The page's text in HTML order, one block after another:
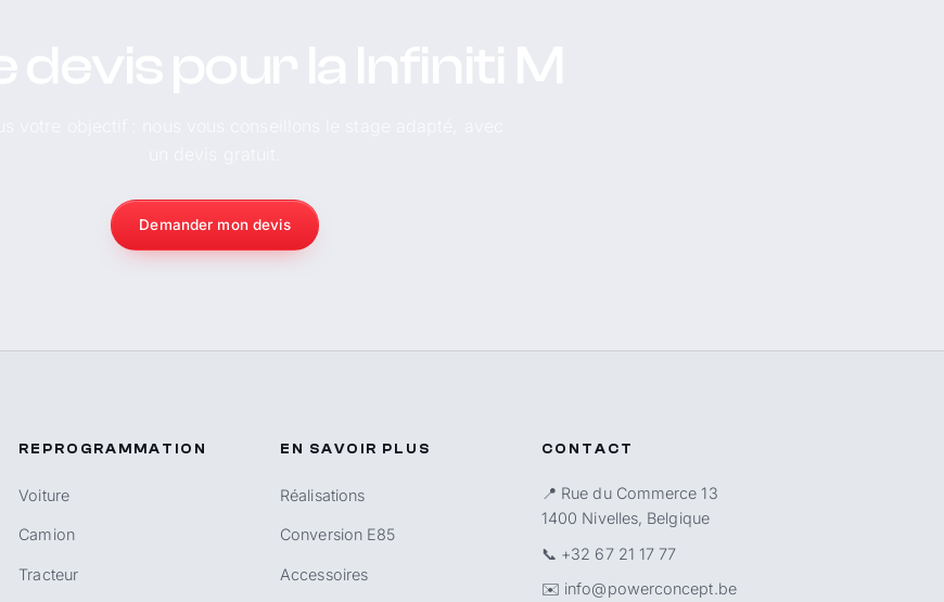
Demander mon devis
REPROGRAMMATION
Voiture
Camion
Tracteur
EN SAVOIR PLUS
Réalisations
Conversion E85
Accessoires
CONTACT
📍 Rue du Commerce 13
1400 Nivelles, Belgique
📞 +32 67 21 17 77
✉️ info@powerconcept.be